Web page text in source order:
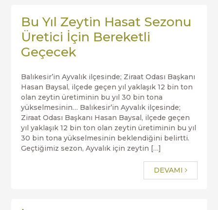
Bu Yıl Zeytin Hasat Sezonu
Üretici İçin Bereketli
Geçecek
Balıkesir’in Ayvalık ilçesinde; Ziraat Odası Başkanı
Hasan Baysal, ilçede geçen yıl yaklaşık 12 bin ton
olan zeytin üretiminin bu yıl 30 bin tona
yükselmesinin… Balıkesir’in Ayvalık ilçesinde;
Ziraat Odası Başkanı Hasan Baysal, ilçede geçen
yıl yaklaşık 12 bin ton olan zeytin üretiminin bu yıl
30 bin tona yükselmesinin beklendiğini belirtti.
Geçtiğimiz sezon, Ayvalık için zeytin […]
DEVAMI